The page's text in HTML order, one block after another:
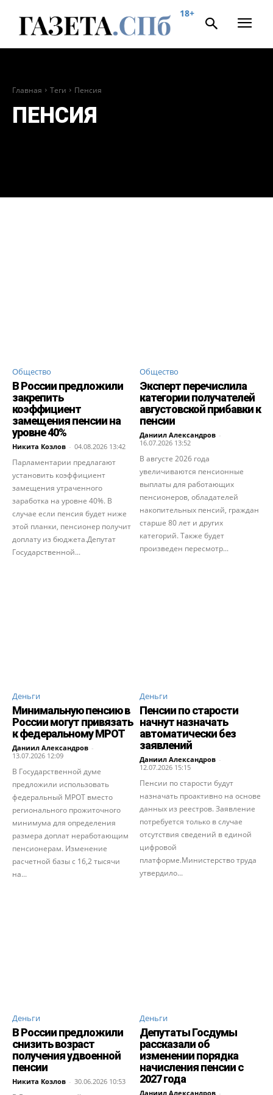
18+
Главная Теги Пенсия
ПЕНСИЯ
Общество
В России предложили
закрепить
коэффициент
замещения пенсии на
уровне 40%
Никита Козлов - 04.08.2026 13:42
Парламентарии предлагают
установить коэффициент
замещения утраченного
заработка на уровне 40%. В
случае если пенсия будет ниже
этой планки, пенсионер получит
доплату из бюджета.Депутат
Государственной...
Общество
Эксперт перечислила
категории получателей
августовской прибавки к
пенсии
Даниил Александров -
16.07.2026 13:52
В августе 2026 года
увеличиваются пенсионные
выплаты для работающих
пенсионеров, обладателей
накопительных пенсий, граждан
старше 80 лет и других
категорий. Также будет
произведен пересмотр...
Деньги
Минимальную пенсию в
России могут привязать
к федеральному МРОТ
Даниил Александров -
13.07.2026 12:09
В Государственной думе
предложили использовать
федеральный МРОТ вместо
регионального прожиточного
минимума для определения
размера доплат неработающим
пенсионерам. Изменение
расчетной базы с 16,2 тысячи
на...
Деньги
Пенсии по старости
начнут назначать
автоматически без
заявлений
Даниил Александров -
12.07.2026 15:15
Пенсии по старости будут
назначать проактивно на основе
данных из реестров. Заявление
потребуется только в случае
отсутствия сведений в единой
цифровой
платформе.Министерство труда
утвердило...
Деньги
В России предложили
снизить возраст
получения удвоенной
пенсии
Никита Козлов - 30.06.2026 10:53
Деньги
Депутаты Госдумы
рассказали об
изменении порядка
начисления пенсии с
2027 года
Даниил Александров -